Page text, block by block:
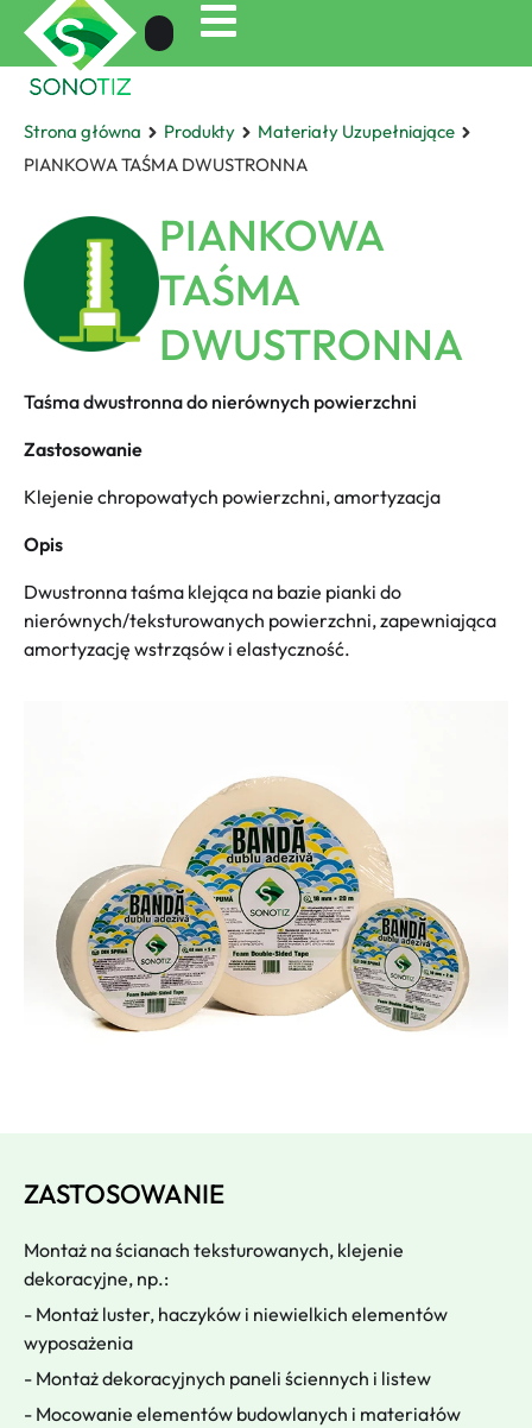
Strona główna Produkty
Materiały Uzupełniające
PIANKOWA TAŚMA DWUSTRONNA
PIANKOWA
TAŚMA
DWUSTRONNA
Taśma dwustronna do nierównych powierzchni
Zastosowanie
Klejenie chropowatych powierzchni, amortyzacja
Opis
Dwustronna taśma klejąca na bazie pianki do
nierównych/teksturowanych powierzchni, zapewniająca
amortyzację wstrząsów i elastyczność.
ZASTOSOWANIE
Montaż na ścianach teksturowanych, klejenie
dekoracyjne, np.:
- Montaż luster, haczyków i niewielkich elementów
wyposażenia
- Montaż dekoracyjnych paneli ściennych i listew
- Mocowanie elementów budowlanych i materiałów